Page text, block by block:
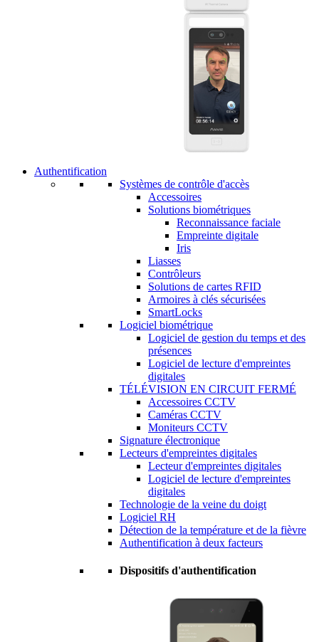
Authentification
Systèmes de contrôle d'accès
Accessoires
Solutions biométriques
Reconnaissance faciale
Empreinte digitale
Iris
Liasses
Contrôleurs
Solutions de cartes RFID
Armoires à clés sécurisées
SmartLocks
Logiciel biométrique
Logiciel de gestion du temps et des
présences
Logiciel de lecture d'empreintes
digitales
TÉLÉVISION EN CIRCUIT FERMÉ
Accessoires CCTV
Caméras CCTV
Moniteurs CCTV
Signature électronique
Lecteurs d'empreintes digitales
Lecteur d'empreintes digitales
Logiciel de lecture d'empreintes
digitales
Technologie de la veine du doigt
Logiciel RH
Détection de la température et de la fièvre
Authentification à deux facteurs
Dispositifs d'authentification